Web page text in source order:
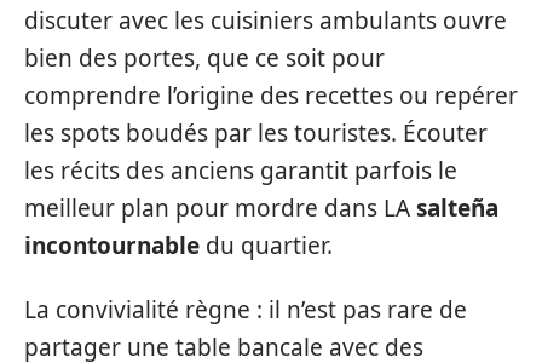
discuter avec les cuisiniers ambulants ouvre
bien des portes, que ce soit pour
comprendre l’origine des recettes ou repérer
les spots boudés par les touristes. Écouter
les récits des anciens garantit parfois le
meilleur plan pour mordre dans LAsalteña
incontournable du quartier.
La convivialité règne : il n’est pas rare de
partager une table bancale avec des